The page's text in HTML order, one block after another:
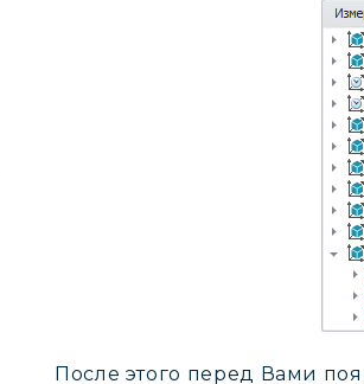
После этого перед Вами